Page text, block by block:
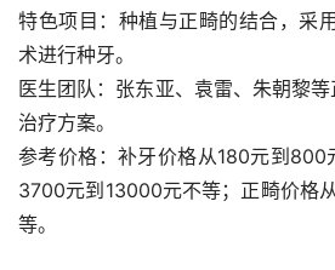
特色项目：种植与正畸的结合，采
术进行种牙。
医生团队：张东亚、袁雷、朱朝黎
治疗方案。
参考价格：补牙价格从180元到800
3700元到13000元不等；正畸价格
等。